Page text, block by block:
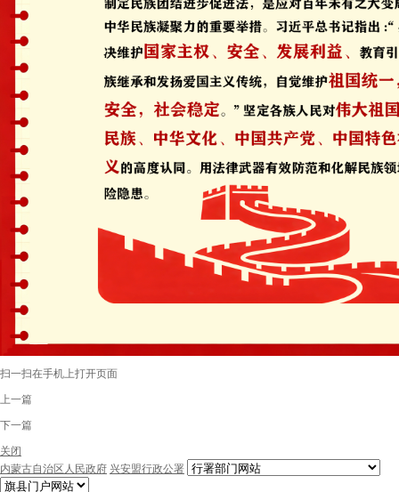
扫一扫在手机上打开页面
上一篇
下一篇
关闭
内蒙古自治区人民政府 兴安盟行政公署